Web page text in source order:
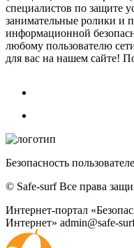
специалистов по защите
занимательные ролики и
информационной
любому пользователю
для вас на нашем сайте!
Безопасность
© Safe-surf Все права
Интернет-портал
Интернет» admin@safe-